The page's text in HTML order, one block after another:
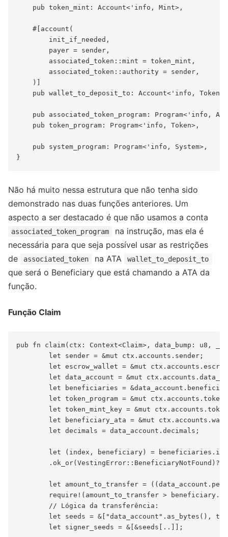
    pub token_mint: Account<'info, Mint>,
    #[account(
        init_if_needed,
        payer = sender,
        associated_token::mint = token_mint,
        associated_token::authority = sender,
    )]
pub wallet_to_deposit_to: Account<'info,
pub associated_token_program: Program<'info,
    pub token_program: Program<'info, Token>,
    pub system_program: Program<'info, System>,
Não há muito nessa estrutura que não tenha sido
demonstrado nas duas funções anteriores. Um
aspecto a ser destacado é que não usamos a conta
associated_token_program
na instrução, mas ela é
necessária para que seja possível usar as restrições
de
associated_token na ATA wallet_to_deposit_to
que será o Beneficiary que está chamando a ATA da
função.
Função Claim
pub fn claim(ctx: Context<Claim>, data_bump: u8,
        let sender = &mut ctx.accounts.sender;
let escrow_wallet = &mut
let data_account = &mut
let beneficiaries =
let token_program = &mut
let token_mint_key = &mut
let beneficiary_ata = &mut
        let decimals = data_account.decimals;
let (index, beneficiary) =
        .ok_or(VestingError::BeneficiaryNotFound)?;
let amount_to_transfer =
require!(amount_to_transfer >
        // Lógica da transferência:
let seeds = &["data_account".as_bytes(),
        let signer_seeds = &[&seeds[..]];